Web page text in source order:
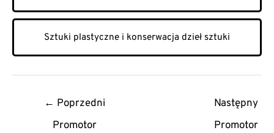
Sztuki plastyczne i konserwacja dzieł sztuki
← Poprzedni
Promotor
Następny
Promotor